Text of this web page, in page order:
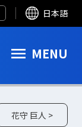
日本語
MENU
花守 巨人 >